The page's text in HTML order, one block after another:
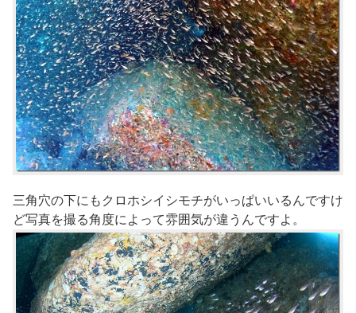
三角穴の下にもクロホシイシモチがいっぱいいるんですけ
ど写真を撮る角度によって雰囲気が違うんですよ。